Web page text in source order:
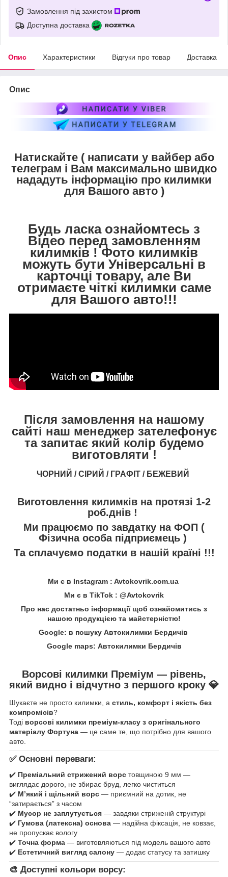
Замовлення під захистом
Доступна доставка
Опис Характеристики Відгуки про товар Доставка
Опис
Натискайте ( написати у вайбер або
телеграм і Вам максимально швидко
нададуть інформацію про килимки
для Вашого авто )
Будь ласка ознайомтесь з
Відео перед замовленням
килимків ! Фото килимків
можуть бути Універсальні в
карточці товару, але Ви
отримаєте чіткі килимки саме
для Вашого авто!!!
Після замовлення на нашому
сайті наш менеджер зателефонує
та запитає який колір будемо
виготовляти !
ЧОРНИЙ / СІРИЙ / ГРАФІТ / БЕЖЕВИЙ
Виготовлення килимків на протязі 1-2
роб.днів !
Ми працюємо по завдатку на ФОП (
Фізична особа підприємець )
Та сплачуємо податки в нашій країні !!!
Ми є в Instagram : Avtokovrik.com.ua
Ми є в TikTok : @Avtokovrik
Про нас достатньо інформації щоб ознайомитись з
нашою продукцією та майстерністю!
Google: в пошуку Автокилимки Бердичів
Google maps: Автокилимки Бердичів
Ворсові килимки Преміум — рівень,
який видно і відчутно з першого кроку 💎
Шукаєте не просто килимки, а стиль, комфорт і якість без
компромісів?
Тоді ворсові килимки преміум-класу з оригінального
матеріалу Фортуна — це саме те, що потрібно для вашого
авто.
✅ Основні переваги:
✔️ Преміальний стрижений ворс товщиною 9 мм —
виглядає дорого, не збирає бруд, легко чиститься
✔️ М’який і щільний ворс — приємний на дотик, не
“затирається” з часом
✔️ Мусор не заплутується — завдяки стриженій структурі
✔️ Гумова (латексна) основа — надійна фіксація, не ковзає,
не пропускає вологу
✔️ Точна форма — виготовляються під модель вашого авто
✔️ Естетичний вигляд салону — додає статусу та затишку
🎨 Доступні кольори ворсу: